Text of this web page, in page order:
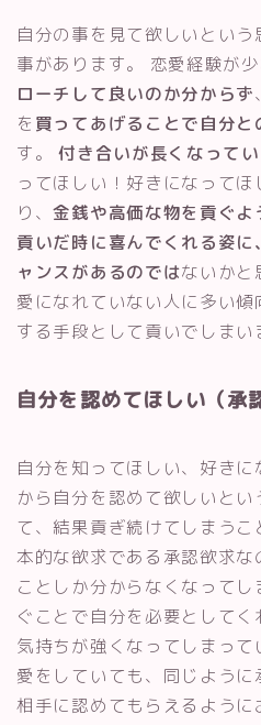
自分の事を見て欲しいとい
事があります。 恋愛経験が少
ローチして良いのか分からず
を 買ってあげることで自分
す。付き合いが長くなって
ってほしい！好きになって
り、金銭や高価な物を貢ぐよ
貢いだ時に喜んでくれる姿
ャンスがあるのではないかと
愛になれていない人に多い
する手段として貢いでしまい
自分を認めてほしい（承
自分を知ってほしい、好き
から自分を認めて欲しいと
て、結果貢ぎ続けてしまう
本的な欲求である承認欲求
ことしか分からなくなって
ぐことで自分を必要として
気持ちが強くなってしまっ
愛をしていても、同じように
相手に認めてもらえるよう